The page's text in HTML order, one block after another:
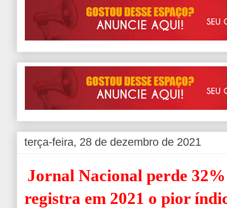
terça-feira, 28 de dezembro de 2021
Jornal Nacional perde
registra em 2021 o pior